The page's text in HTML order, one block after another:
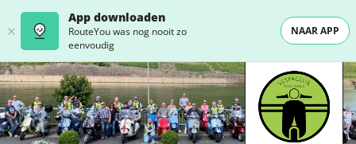
App downloaden
RouteYou was nog nooit zo
eenvoudig
NAAR APP